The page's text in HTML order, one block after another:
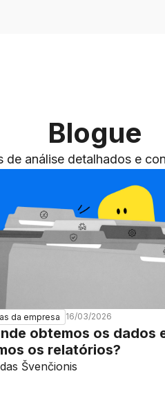
Blogue
de análise detalhados e
da empresa 16/03/2026
obtemos os dados
os relatórios?
Švenčionis